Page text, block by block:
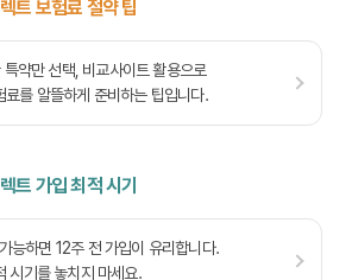
트 보험료 절약 팁
약만 선택, 비교사이트 활용으로
료를 알뜰하게 준비하는 팁입니다.
트 가입 최적 시기
능하면 12주 전 가입이 유리합니다.
시기를 놓치지 마세요.